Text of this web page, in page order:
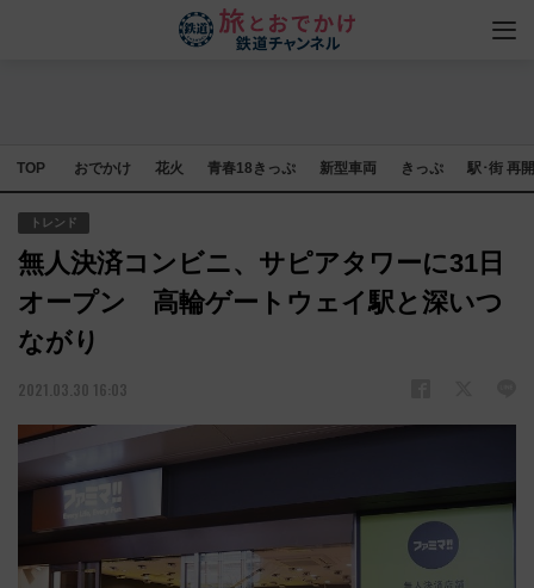
TOP おでかけ 花火 青春18きっぷ 新型車両 きっぷ 駅･街 再
トレンド
無人決済コンビニ、サピアタワーに31日
オープン 高輪ゲートウェイ駅と深いつ
ながり
2021.03.30 16:03